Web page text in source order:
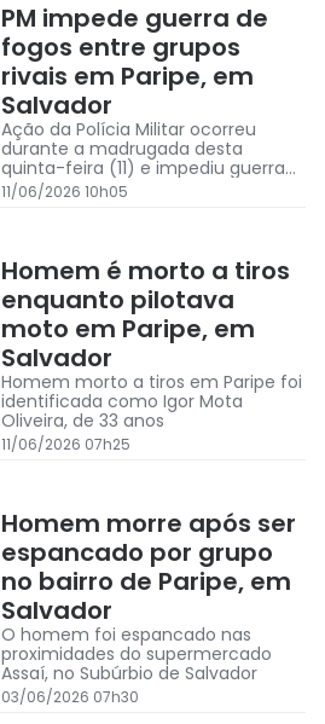
PM impede guerra de
fogos entre grupos
rivais em Paripe, em
Salvador
Ação da Polícia Militar ocorreu
durante a madrugada desta
quinta-feira (11) e impediu guerra
de fogos entre grupos rivais em
Paripe
11/06/2026 10h05
Homem é morto a tiros
enquanto pilotava
moto em Paripe, em
Salvador
Homem morto a tiros em Paripe foi
identificada como Igor Mota
Oliveira, de 33 anos
11/06/2026 07h25
Homem morre após ser
espancado por grupo
no bairro de Paripe, em
Salvador
O homem foi espancado nas
proximidades do supermercado
Assaí, no Subúrbio de Salvador
03/06/2026 07h30